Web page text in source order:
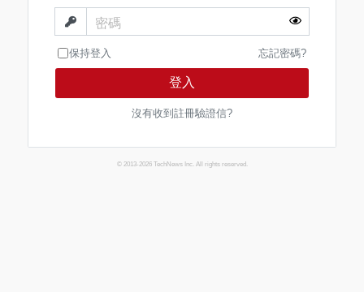
密碼
保持登入 忘記密碼?
登入
沒有收到註冊驗證信?
© 2013-2026 TechNews Inc. All rights reserved.